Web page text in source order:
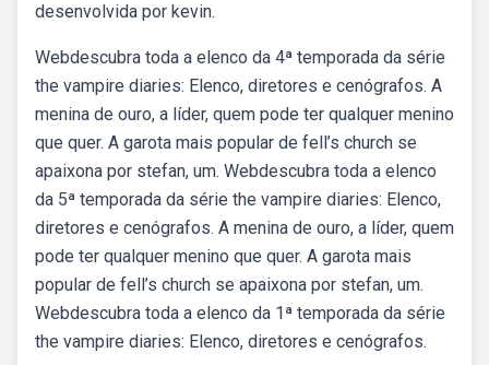
desenvolvida por kevin.
Webdescubra toda a elenco da 4ª temporada da série
the vampire diaries: Elenco, diretores e cenógrafos. A
menina de ouro, a líder, quem pode ter qualquer menino
que quer. A garota mais popular de fell’s church se
apaixona por stefan, um. Webdescubra toda a elenco
da 5ª temporada da série the vampire diaries: Elenco,
diretores e cenógrafos. A menina de ouro, a líder, quem
pode ter qualquer menino que quer. A garota mais
popular de fell’s church se apaixona por stefan, um.
Webdescubra toda a elenco da 1ª temporada da série
the vampire diaries: Elenco, diretores e cenógrafos.